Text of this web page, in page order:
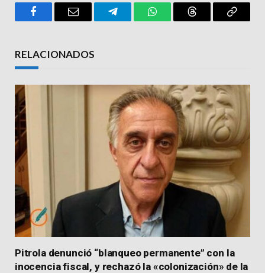
FacebookEmail TelegramWhatsAppThreads Copy
RELACIONADOS
Pitrola denunció “blanqueo permanente” con la
inocencia fiscal, y rechazó la «colonización» de la